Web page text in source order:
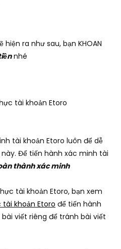
ra như sau, bạn KHOAN
nhé
tài khoản Etoro
tài khoản Etoro luôn để dễ
Để tiến hành xác minh tài
thành xác minh
tài khoản Etoro, bạn xem
khoản Etoro để tiến hành
viết riêng để tránh bài viết